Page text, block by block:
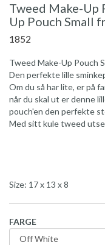
Tweed Make-Up
Up Pouch Small
1852
Tweed Make-Up Pouch
Den perfekte lille
Om du så har lite, er på
når du skal ut er denne
pouch'en den perfekte
Med sitt kule tweed
Size: 17 x 13 x 8
FARGE